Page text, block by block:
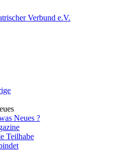
Verbund e.V.
Neues ?
Teilhabe